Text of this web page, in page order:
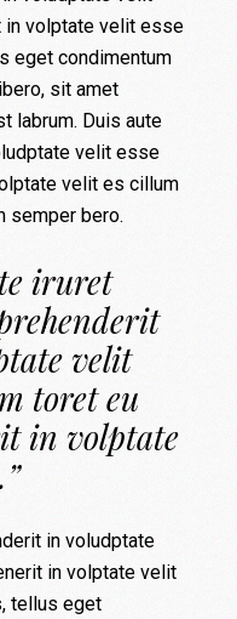
in volptate velit esse
eget condimentum
sit amet
labrum. Duis aute
velit esse
velit es cillum
semper bero.
iruret
velit
toret eu
in volptate
in voludptate
in volptate velit
tellus eget